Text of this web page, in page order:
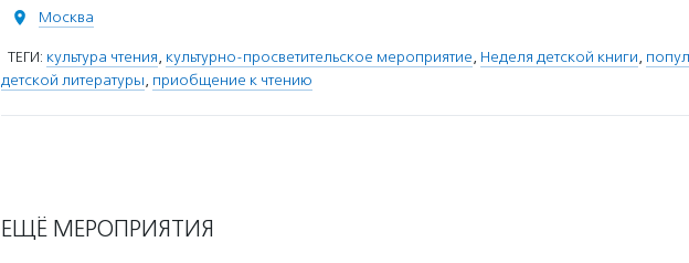
Москва
ТЕГИ: культура чтения, культурно-просветительское мероприятие, Неделя детской книги,
детской литературы, приобщение к чтению
ЕЩЁ МЕРОПРИЯТИЯ